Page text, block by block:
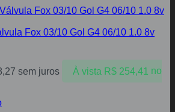
Fox 03/10 Gol G4 06/10 1.0 8v
sem juros À vista R$254,41 no